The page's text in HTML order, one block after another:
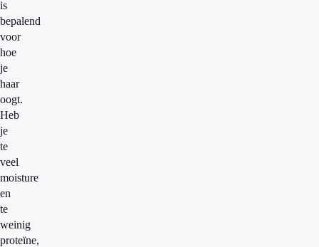
is
bepalend
voor
hoe
je
haar
oogt.
Heb
je
te
veel
moisture
en
te
weinig
proteïne,